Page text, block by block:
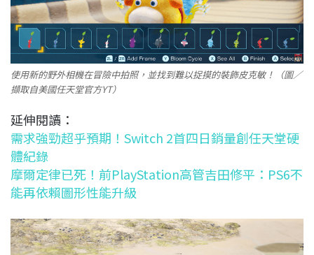
使用新的野外相機在冒險中拍照，並找到難以捉摸的裝飾皮克敏！（圖／
擷取自美國任天堂官方YT）
延伸閱讀：
需求強勁超乎預期！Switch 2首四日銷量創任天堂硬
體紀錄
摩爾定律已死！前PlayStation高管吉田修平：PS6不
能再依賴圖形性能升級